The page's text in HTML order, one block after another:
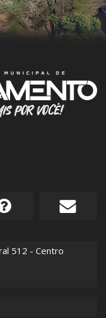
512 - Centro